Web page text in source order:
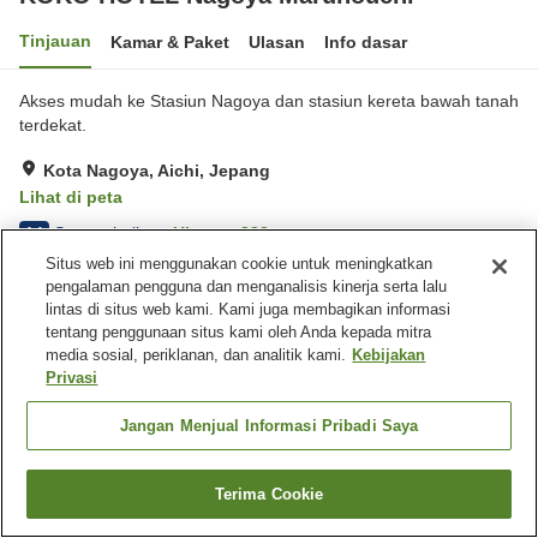
Tinjauan Kamar & Paket Ulasan Info dasar
Akses mudah ke Stasiun Nagoya dan stasiun kereta bawah tanah
terdekat.
Kota Nagoya, Aichi, Jepang
Lihat di peta
4.1 Sangat baik Ulasan:333
Fasilitas properti
Wi-Fi
Lima menit berjalan kaki ke
stasiun
Area tertentu bisa merokok
Beranda Jepang Aichi
Kota Nagoya
Koko Hotel Nagoya Marunouchi
Cari kamar
Situs web ini menggunakan cookie untuk meningkatkan
pengalaman pengguna dan menganalisis kinerja serta lalu
lintas di situs web kami. Kami juga membagikan informasi
tentang penggunaan situs kami oleh Anda kepada mitra
media sosial, periklanan, dan analitik kami. Kebijakan
Privasi
Jangan Menjual Informasi Pribadi Saya
Terima Cookie